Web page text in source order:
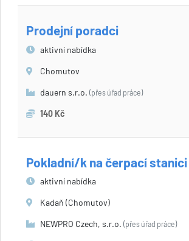
Prodejní poradci
aktivní nabídka
Chomutov
dauern s.r.o. (přes úřad práce)
140 Kč
Pokladní/k na čerpací stanici
aktivní nabídka
Kadaň (Chomutov)
NEWPRO Czech, s.r.o. (přes úřad práce)